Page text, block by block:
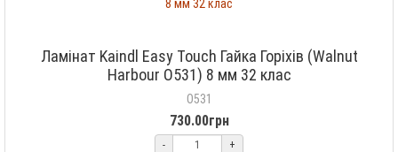
Ламінат Kaindl Easy Touch Гайка Горіхів (Walnut
Harbour O531) 8 мм 32 клас
O531
730.00грн
- +